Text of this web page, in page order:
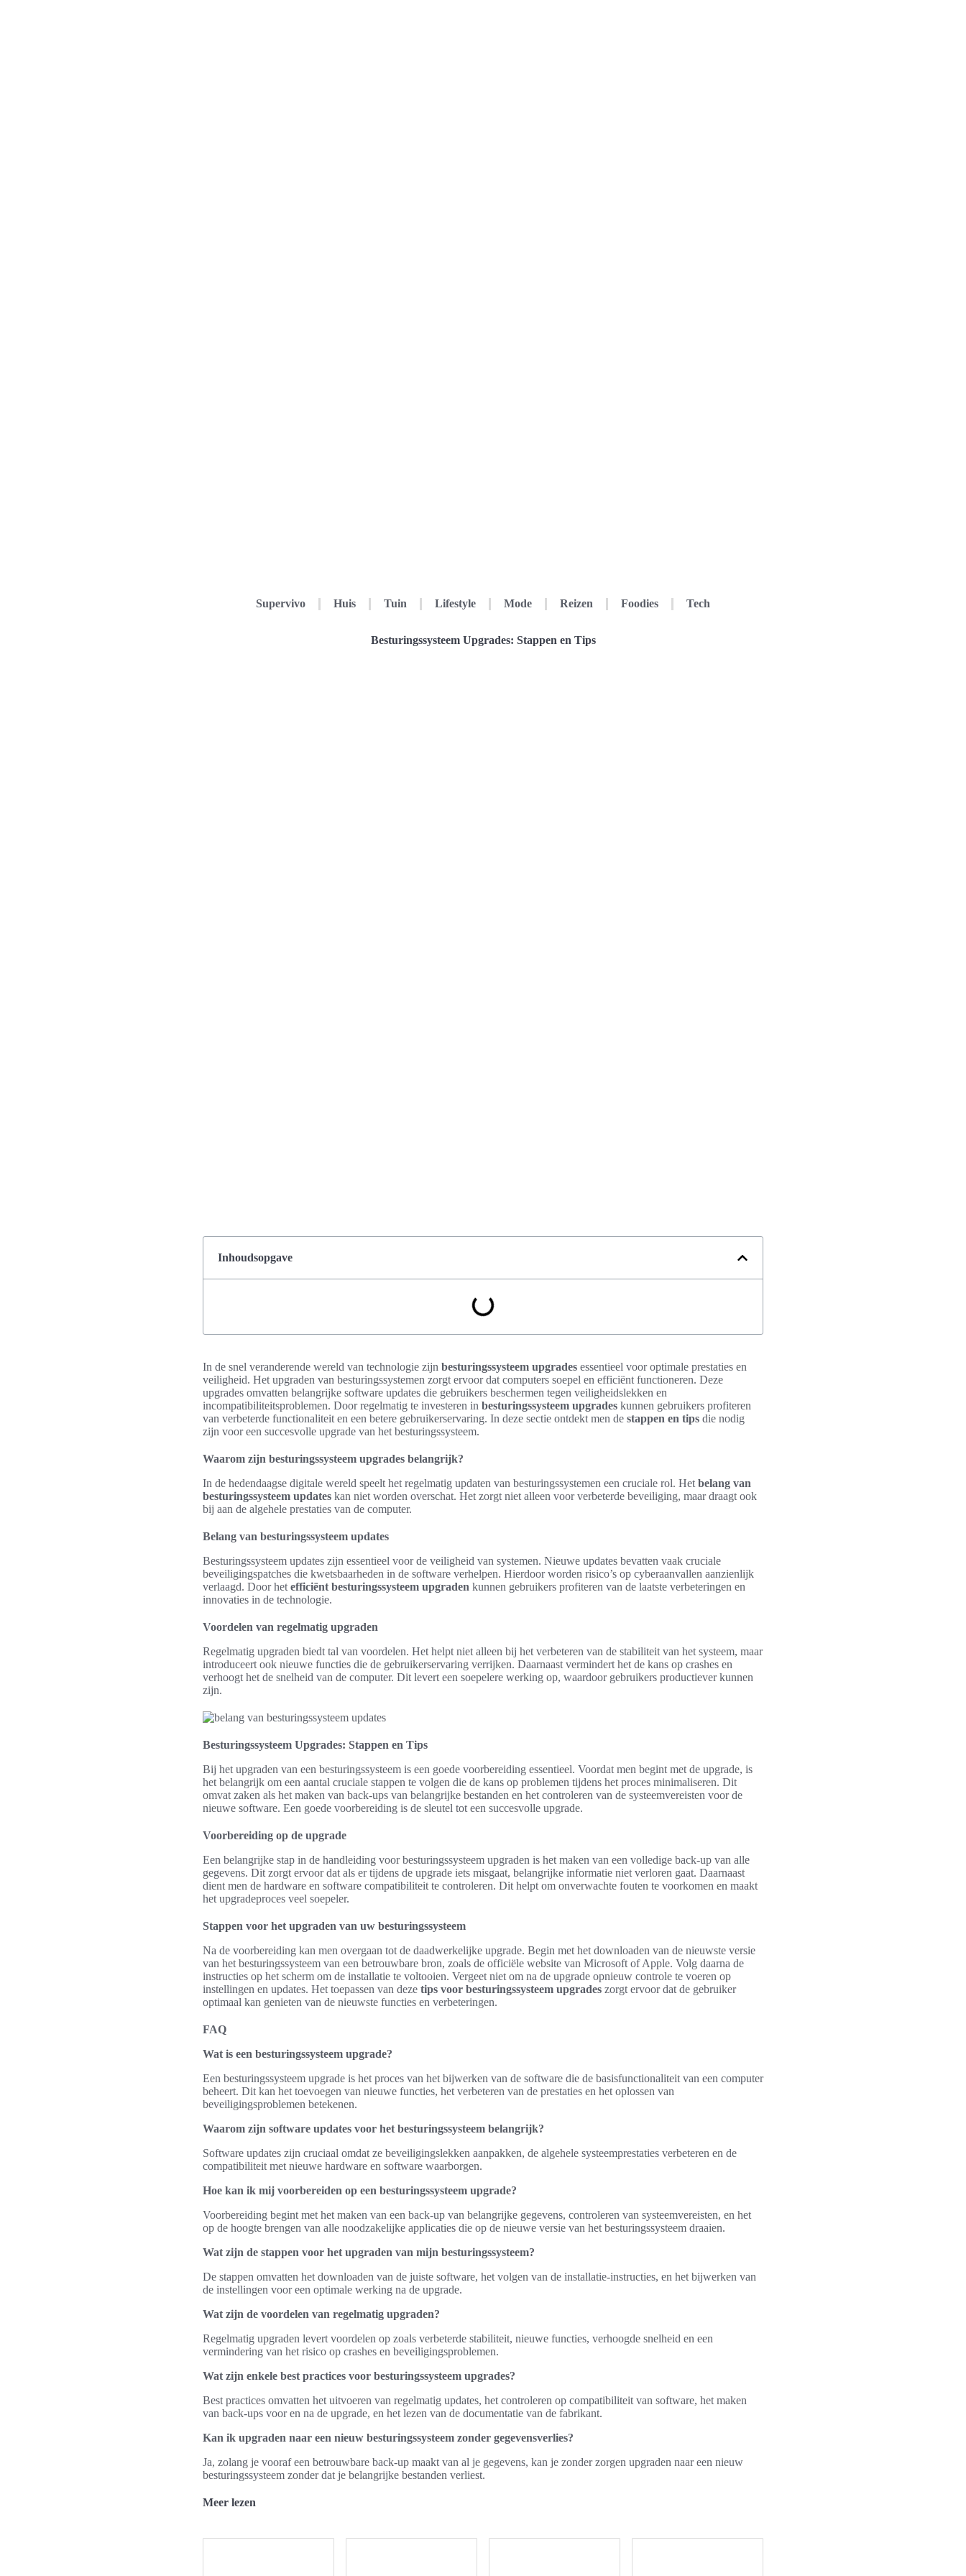
Supervivo Huis Tuin Lifestyle Mode Reizen Foodies Tech
Besturingssysteem Upgrades: Stappen en Tips
Inhoudsopgave
In de snel veranderende wereld van technologie zijn besturingssysteem upgrades essentieel voor optimale prestaties en
veiligheid. Het upgraden van besturingssystemen zorgt ervoor dat computers soepel en efficiënt functioneren. Deze
upgrades omvatten belangrijke software updates die gebruikers beschermen tegen veiligheidslekken en
incompatibiliteitsproblemen. Door regelmatig te investeren in besturingssysteem upgrades kunnen gebruikers profiteren
van verbeterde functionaliteit en een betere gebruikerservaring. In deze sectie ontdekt men de stappen en tips die nodig
zijn voor een succesvolle upgrade van het besturingssysteem.
Waarom zijn besturingssysteem upgrades belangrijk?
In de hedendaagse digitale wereld speelt het regelmatig updaten van besturingssystemen een cruciale rol. Het belang van
besturingssysteem updates kan niet worden overschat. Het zorgt niet alleen voor verbeterde beveiliging, maar draagt ook
bij aan de algehele prestaties van de computer.
Belang van besturingssysteem updates
Besturingssysteem updates zijn essentieel voor de veiligheid van systemen. Nieuwe updates bevatten vaak cruciale
beveiligingspatches die kwetsbaarheden in de software verhelpen. Hierdoor worden risico’s op cyberaanvallen aanzienlijk
verlaagd. Door het efficiënt besturingssysteem upgraden kunnen gebruikers profiteren van de laatste verbeteringen en
innovaties in de technologie.
Voordelen van regelmatig upgraden
Regelmatig upgraden biedt tal van voordelen. Het helpt niet alleen bij het verbeteren van de stabiliteit van het systeem, maar
introduceert ook nieuwe functies die de gebruikerservaring verrijken. Daarnaast vermindert het de kans op crashes en
verhoogt het de snelheid van de computer. Dit levert een soepelere werking op, waardoor gebruikers productiever kunnen
zijn.
Besturingssysteem Upgrades: Stappen en Tips
Bij het upgraden van een besturingssysteem is een goede voorbereiding essentieel. Voordat men begint met de upgrade, is
het belangrijk om een aantal cruciale stappen te volgen die de kans op problemen tijdens het proces minimaliseren. Dit
omvat zaken als het maken van back-ups van belangrijke bestanden en het controleren van de systeemvereisten voor de
nieuwe software. Een goede voorbereiding is de sleutel tot een succesvolle upgrade.
Voorbereiding op de upgrade
Een belangrijke stap in de handleiding voor besturingssysteem upgraden is het maken van een volledige back-up van alle
gegevens. Dit zorgt ervoor dat als er tijdens de upgrade iets misgaat, belangrijke informatie niet verloren gaat. Daarnaast
dient men de hardware en software compatibiliteit te controleren. Dit helpt om onverwachte fouten te voorkomen en maakt
het upgradeproces veel soepeler.
Stappen voor het upgraden van uw besturingssysteem
Na de voorbereiding kan men overgaan tot de daadwerkelijke upgrade. Begin met het downloaden van de nieuwste versie
van het besturingssysteem van een betrouwbare bron, zoals de officiële website van Microsoft of Apple. Volg daarna de
instructies op het scherm om de installatie te voltooien. Vergeet niet om na de upgrade opnieuw controle te voeren op
instellingen en updates. Het toepassen van deze tips voor besturingssysteem upgrades zorgt ervoor dat de gebruiker
optimaal kan genieten van de nieuwste functies en verbeteringen.
FAQ
Wat is een besturingssysteem upgrade?
Een besturingssysteem upgrade is het proces van het bijwerken van de software die de basisfunctionaliteit van een computer
beheert. Dit kan het toevoegen van nieuwe functies, het verbeteren van de prestaties en het oplossen van
beveiligingsproblemen betekenen.
Waarom zijn software updates voor het besturingssysteem belangrijk?
Software updates zijn cruciaal omdat ze beveiligingslekken aanpakken, de algehele systeemprestaties verbeteren en de
compatibiliteit met nieuwe hardware en software waarborgen.
Hoe kan ik mij voorbereiden op een besturingssysteem upgrade?
Voorbereiding begint met het maken van een back-up van belangrijke gegevens, controleren van systeemvereisten, en het
op de hoogte brengen van alle noodzakelijke applicaties die op de nieuwe versie van het besturingssysteem draaien.
Wat zijn de stappen voor het upgraden van mijn besturingssysteem?
De stappen omvatten het downloaden van de juiste software, het volgen van de installatie-instructies, en het bijwerken van
de instellingen voor een optimale werking na de upgrade.
Wat zijn de voordelen van regelmatig upgraden?
Regelmatig upgraden levert voordelen op zoals verbeterde stabiliteit, nieuwe functies, verhoogde snelheid en een
vermindering van het risico op crashes en beveiligingsproblemen.
Wat zijn enkele best practices voor besturingssysteem upgrades?
Best practices omvatten het uitvoeren van regelmatig updates, het controleren op compatibiliteit van software, het maken
van back-ups voor en na de upgrade, en het lezen van de documentatie van de fabrikant.
Kan ik upgraden naar een nieuw besturingssysteem zonder gegevensverlies?
Ja, zolang je vooraf een betrouwbare back-up maakt van al je gegevens, kan je zonder zorgen upgraden naar een nieuw
besturingssysteem zonder dat je belangrijke bestanden verliest.
Meer lezen